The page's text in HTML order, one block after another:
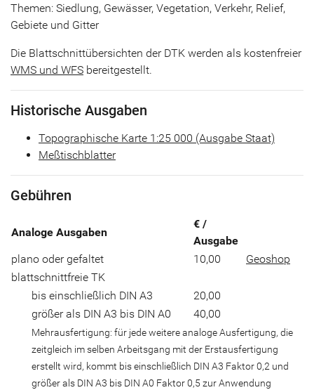
Themen: Siedlung, Gewässer, Vegetation, Verkehr, Relief,
Gebiete und Gitter
Die Blattschnittübersichten der DTK werden als kostenfreier
WMS und WFS bereitgestellt.
Historische Ausgaben
Topographische Karte 1:25 000 (Ausgabe Staat)
Meßtischblatter
Gebühren
Analoge Ausgaben
€ /
Ausgabe
plano oder gefaltet
10,00
Geoshop
blattschnittfreie TK
bis einschließlich DIN A3
20,00
größer als DIN A3 bis DIN A0
40,00
Mehrausfertigung: für jede weitere analoge Ausfertigung, die
zeitgleich im selben Arbeitsgang mit der Erstausfertigung
erstellt wird, kommt bis einschließlich DIN A3 Faktor 0,2 und
größer als DIN A3 bis DIN A0 Faktor 0,5 zur Anwendung